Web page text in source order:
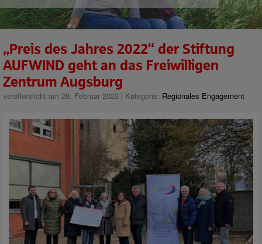
„Preis des Jahres 2022“ der Stiftung
AUFWIND geht an das Freiwilligen
Zentrum Augsburg
veröffentlicht am 28. Februar 2023 | Kategorie: Regionales Engagement